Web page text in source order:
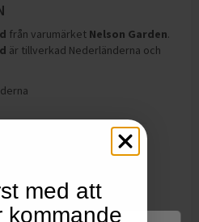
från varumärket Nelson Garden.
är tillverkad Nederländerna och
med att
kommande